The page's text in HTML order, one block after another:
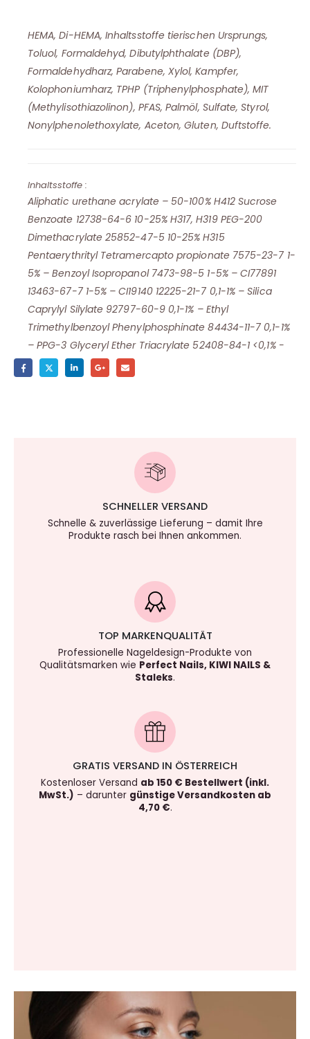
HEMA, Di-HEMA, Inhaltsstoffe tierischen Ursprungs,
Toluol, Formaldehyd, Dibutylphthalate (DBP),
Formaldehydharz, Parabene, Xylol, Kampfer,
Kolophoniumharz, TPHP (Triphenylphosphate), MIT
(Methylisothiazolinon), PFAS, Palmöl, Sulfate, Styrol,
Nonylphenolethoxylate, Aceton, Gluten, Duftstoffe.
Inhaltsstoffe :
Aliphatic urethane acrylate – 50-100% H412 Sucrose
Benzoate 12738-64-6 10-25% H317, H319 PEG-200
Dimethacrylate 25852-47-5 10-25% H315
Pentaerythrityl Tetramercapto propionate 7575-23-7 1-
5% – Benzoyl Isopropanol 7473-98-5 1-5% – CI77891
13463-67-7 1-5% – CI19140 12225-21-7 0,1-1% – Silica
Caprylyl Silylate 92797-60-9 0,1-1% – Ethyl
Trimethylbenzoyl Phenylphosphinate 84434-11-7 0,1-1%
– PPG-3 Glyceryl Ether Triacrylate 52408-84-1 <0,1% -
SCHNELLER VERSAND
Schnelle & zuverlässige Lieferung – damit Ihre
Produkte rasch bei Ihnen ankommen.
TOP MARKENQUALITÄT
Professionelle Nageldesign-Produkte von
Qualitätsmarken wie Perfect Nails, KIWI NAILS &
Staleks.
GRATIS VERSAND IN ÖSTERREICH
Kostenloser Versand ab 150 € Bestellwert (inkl.
MwSt.) – darunter günstige Versandkosten ab
4,70 €.